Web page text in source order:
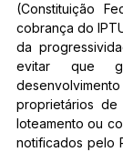
(Constituição
cobrança do
da
evitar que
proprietários
loteamento ou
notificados pelo